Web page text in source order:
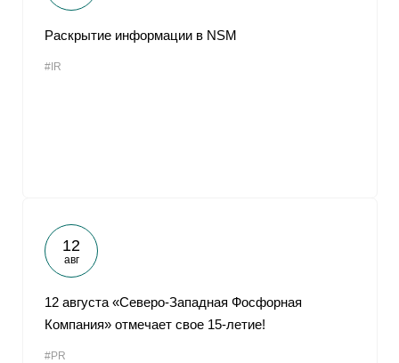
Раскрытие информации в NSM
#IR
12
авг
12 августа «Северо-Западная Фосфорная
Компания» отмечает свое 15-летие!
#PR